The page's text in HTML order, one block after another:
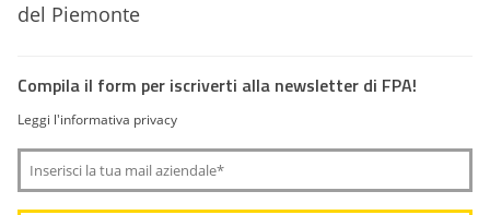
del Piemonte
Compila il form per iscriverti alla newsletter di FPA!
Leggi l'informativa privacy